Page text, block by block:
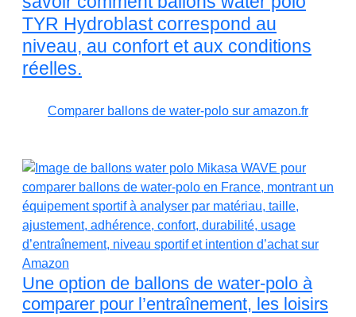
TYR Hydroblast correspond au
niveau, au confort et aux conditions
réelles.
Comparer ballons de water-polo sur amazon.fr
Une option de ballons de water-polo à
comparer pour l’entraînement, les loisirs